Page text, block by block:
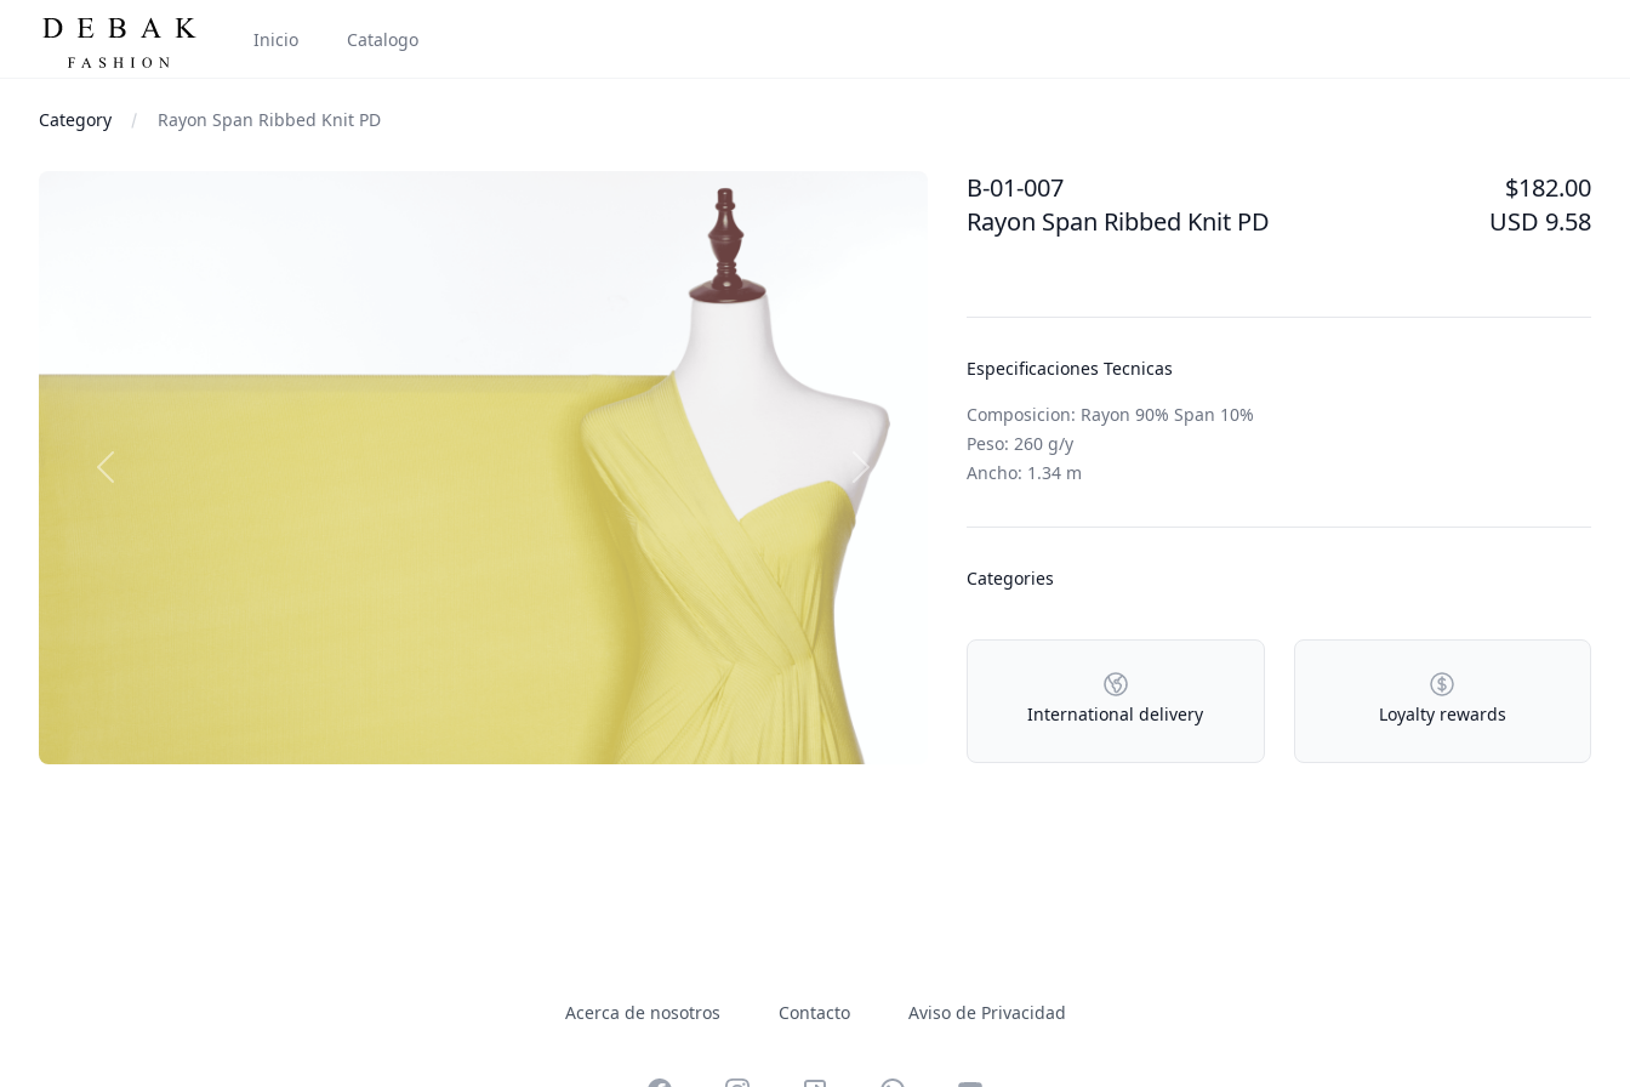
Inicio Catalogo
Category Rayon Span Ribbed Knit PD
B-01-007
$182.00
Rayon Span Ribbed Knit PD
USD 9.58
Especificaciones Tecnicas
Composicion: Rayon 90% Span 10%
Peso: 260 g/y
Ancho: 1.34 m
Categories
Our Policies
International delivery Loyalty rewards
Acerca de nosotros Contacto Aviso de Privacidad